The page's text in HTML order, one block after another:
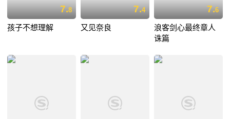
7.8
孩子不想理解
7.4
又见奈良
7.6
浪客剑心最终章人
诛篇